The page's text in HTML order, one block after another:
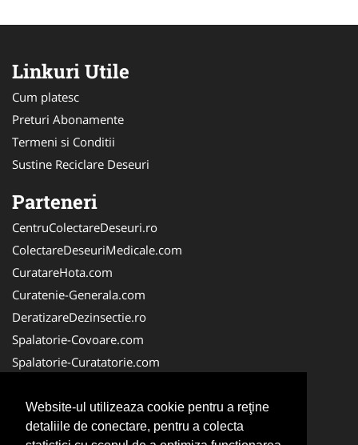
Website-ul utilizeaza cookie pentru a reţine
detaliile de conectare, pentru a colecta
Linkuri Utile
Cum platesc
Preturi Abonamente
Termeni si Conditii
Sustine Reciclare Deseuri
Parteneri
CentruColectareDeseuri.ro
ColectareDeseuriMedicale.com
CuratareHota.com
Curatenie-Generala.com
DeratizareDezinsectie.ro
Spalatorie-Covoare.com
Spalatorie-Curatatorie.com
FirmaDeratizare.ro
Service-Reparatii.com